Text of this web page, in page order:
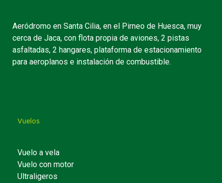
Aeródromo en Santa Cilia, en el Pirneo de Huesca, muy
cerca de Jaca, con flota propia de aviones, 2 pistas
asfaltadas, 2 hangares, plataforma de estacionamiento
para aeroplanos e instalación de combustible.
Vuelos
Vuelo a vela
Vuelo con motor
Ultraligeros